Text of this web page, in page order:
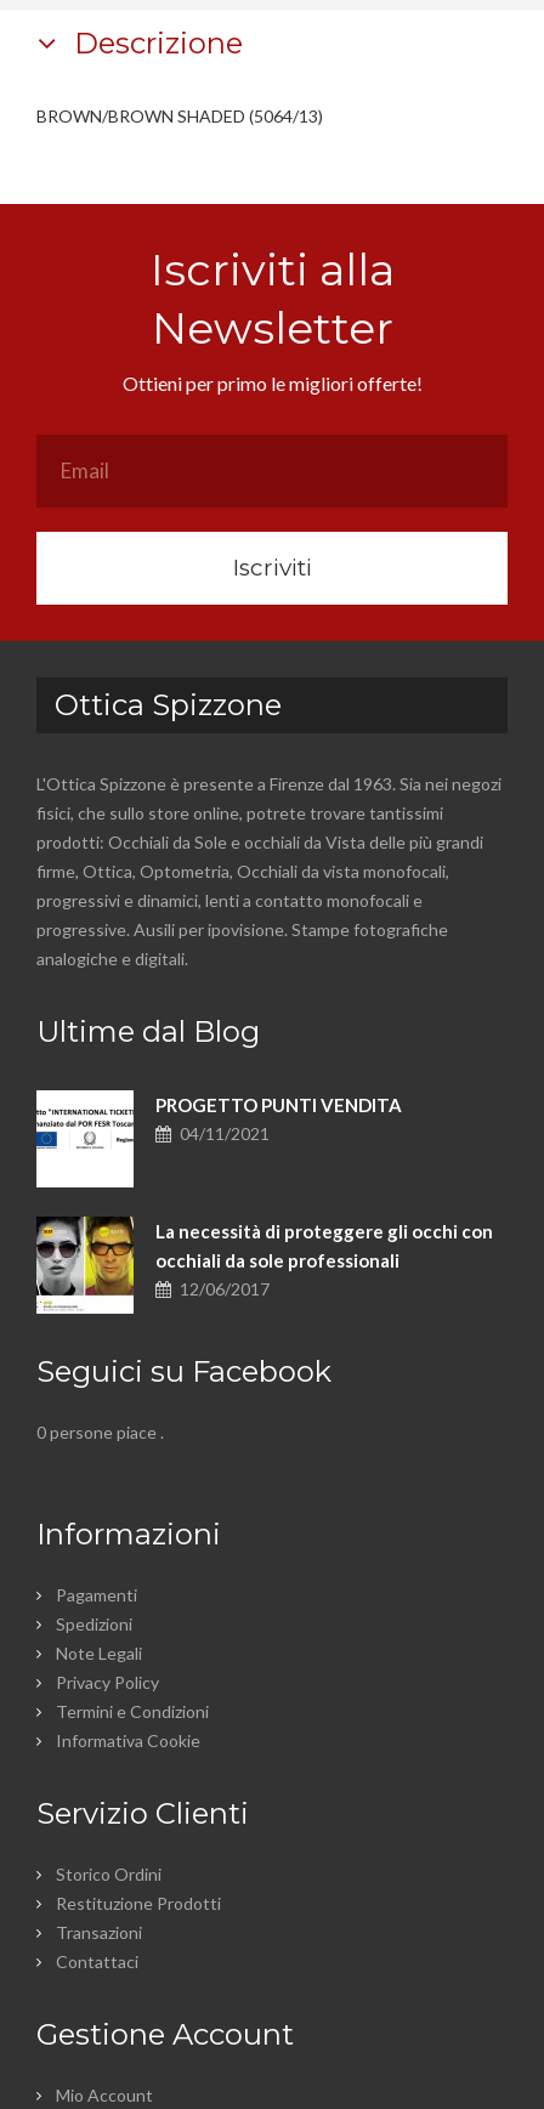
Descrizione
BROWN/BROWN SHADED (5064/13)
Iscriviti alla
Newsletter
Ottieni per primo le migliori offerte!
Iscriviti
Ottica Spizzone
L'Ottica Spizzone è presente a Firenze dal 1963. Sia nei negozi
fisici, che sullo store online, potrete trovare tantissimi
prodotti: Occhiali da Sole e occhiali da Vista delle più grandi
firme, Ottica, Optometria, Occhiali da vista monofocali,
progressivi e dinamici, lenti a contatto monofocali e
progressive. Ausili per ipovisione. Stampe fotografiche
analogiche e digitali.
Ultime dal Blog
PROGETTO PUNTI VENDITA
04/11/2021
La necessità di proteggere gli occhi con
occhiali da sole professionali
12/06/2017
Seguici su Facebook
0 persone piace .
Informazioni
Pagamenti
Spedizioni
Note Legali
Privacy Policy
Termini e Condizioni
Informativa Cookie
Servizio Clienti
Storico Ordini
Restituzione Prodotti
Transazioni
Contattaci
Gestione Account
Mio Account